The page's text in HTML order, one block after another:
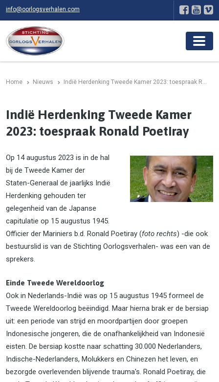
info@oorlogsverhalen.com
Home Nieuws Indië Herdenking Tweede Kamer 2023: toespraak R...
Indië Herdenking Tweede Kamer
2023: toespraak Ronald Poetiray
Op 14 augustus 2023 is in de hal
bij de Tweede Kamer der
Staten-Generaal de jaarlijks Indië
Herdenking gehouden ter
gelegenheid van de Japanse
capitulatie op 15 augustus 1945.
Officier der Mariniers b.d. Ronald Poetiray (foto rechts) -die ook
bestuurslid is van de Stichting Oorlogsverhalen- was een van de
sprekers.
Einde Tweede Wereldoorlog
Ook in Nederlands-Indië was op 15 augustus 1945 formeel de
Tweede Wereldoorlog beëindigd. Maar hierna brak er de bersiap
uit: een periode van strijd en moordpartijen door groepen
Indonesische jongeren, die de onafhankelijkheid van Indonesië
eisten. De bersiap kostte naar schatting 30.000 Nederlanders,
Indische-Nederlanders, Molukkers en Chinezen het leven, en
bezorgde overlevenden blijvende trauma's. Ronald Poetiray, die